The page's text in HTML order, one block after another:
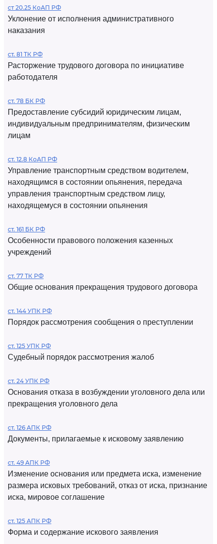
ст 20.25 КоАП РФ
Уклонение от исполнения административного
наказания
ст. 81 ТК РФ
Расторжение трудового договора по инициативе
работодателя
ст. 78 БК РФ
Предоставление субсидий юридическим лицам,
индивидуальным предпринимателям, физическим
лицам
ст. 12.8 КоАП РФ
Управление транспортным средством водителем,
находящимся в состоянии опьянения, передача
управления транспортным средством лицу,
находящемуся в состоянии опьянения
ст. 161 БК РФ
Особенности правового положения казенных
учреждений
ст. 77 ТК РФ
Общие основания прекращения трудового договора
ст. 144 УПК РФ
Порядок рассмотрения сообщения о преступлении
ст. 125 УПК РФ
Судебный порядок рассмотрения жалоб
ст. 24 УПК РФ
Основания отказа в возбуждении уголовного дела или
прекращения уголовного дела
ст. 126 АПК РФ
Документы, прилагаемые к исковому заявлению
ст. 49 АПК РФ
Изменение основания или предмета иска, изменение
размера исковых требований, отказ от иска, признание
иска, мировое соглашение
ст. 125 АПК РФ
Форма и содержание искового заявления